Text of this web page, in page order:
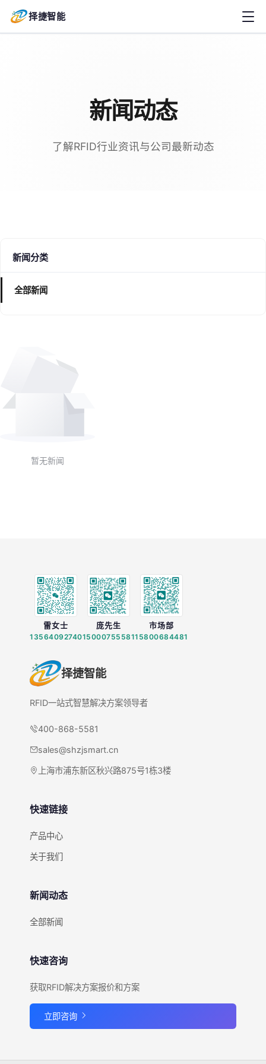
择捷智能
新闻动态
了解RFID行业资讯与公司最新动态
新闻分类
全部新闻
暂无新闻
雷女士
13564092740
庞先生
15000755581
市场部
15800684481
择捷智能
RFID一站式智慧解决方案领导者
400-868-5581
sales@shzjsmart.cn
上海市浦东新区秋兴路875号1栋3楼
快速链接
产品中心
关于我们
新闻动态
全部新闻
快速咨询
获取RFID解决方案报价和方案
立即咨询